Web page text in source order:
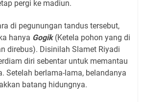
pergi ke madiun.
di pegunungan tandus tersebut,
hanya Gogik(Ketela pohon yang di
direbus). Disinilah Slamet Riyadi
diri sebentar untuk memantau
Setelah berlama-lama, belandanya
batang hidungnya.